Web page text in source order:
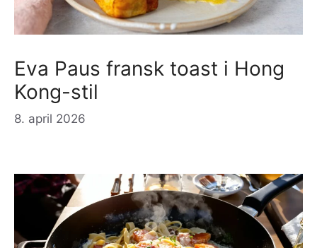
Eva Paus fransk toast i Hong
Kong-stil
8. april 2026